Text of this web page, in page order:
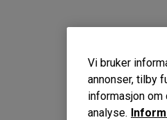
Vi bruker
annonser, tilby
informasjon om
analyse.